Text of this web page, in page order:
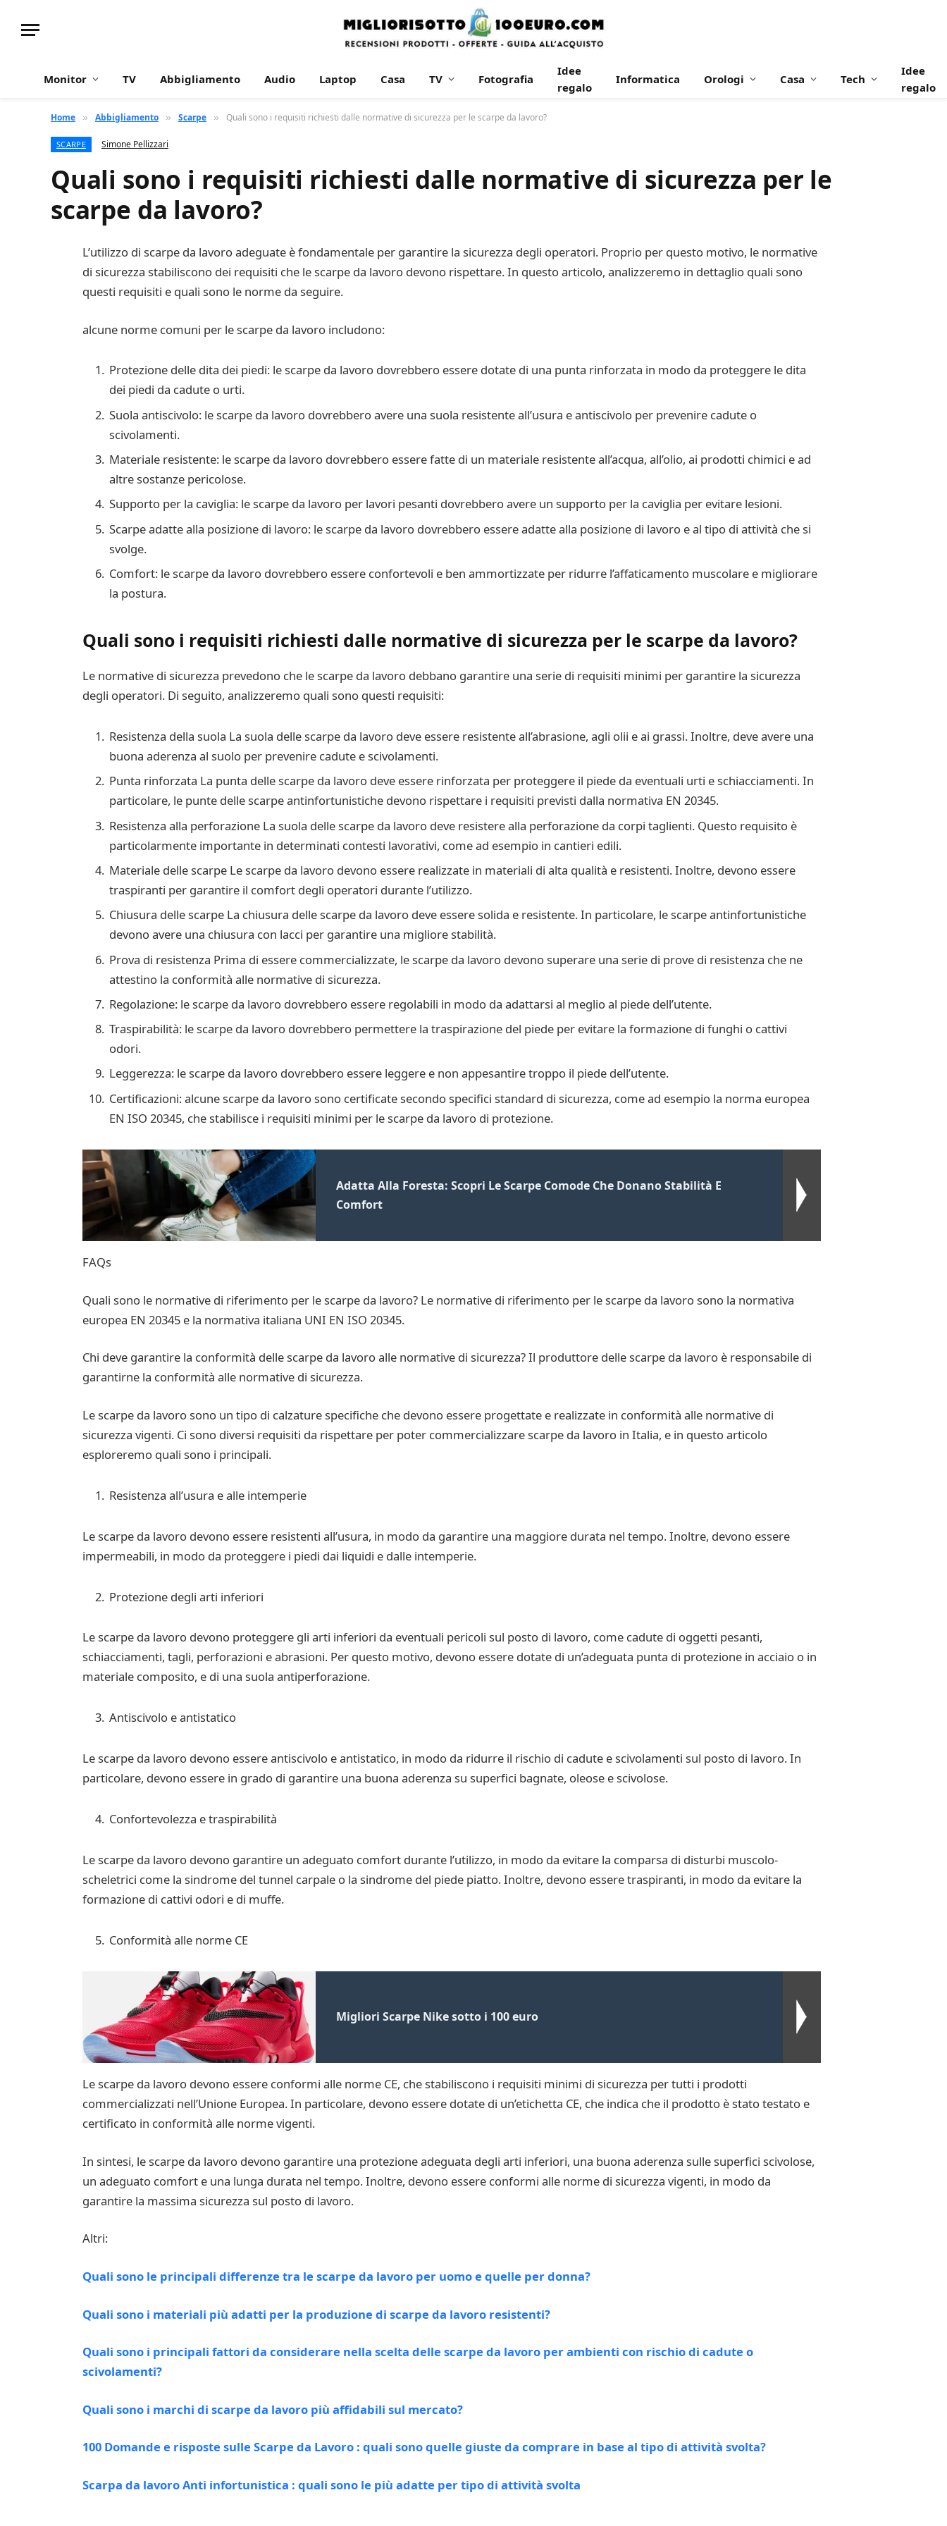
Monitor TV Abbigliamento Audio Laptop Casa TV Fotografia
Idee
regalo
Informatica Orologi Casa Tech
Idee
regalo
Home » Abbigliamento » Scarpe » Quali sono i requisiti richiesti dalle normative di sicurezza per le scarpe da lavoro?
SCARPE Simone Pellizzari
Quali sono i requisiti richiesti dalle normative di sicurezza per le
scarpe da lavoro?
L’utilizzo di scarpe da lavoro adeguate è fondamentale per garantire la sicurezza degli operatori. Proprio per questo motivo, le normative
di sicurezza stabiliscono dei requisiti che le scarpe da lavoro devono rispettare. In questo articolo, analizzeremo in dettaglio quali sono
questi requisiti e quali sono le norme da seguire.
alcune norme comuni per le scarpe da lavoro includono:
Protezione delle dita dei piedi: le scarpe da lavoro dovrebbero essere dotate di una punta rinforzata in modo da proteggere le dita
dei piedi da cadute o urti.
Suola antiscivolo: le scarpe da lavoro dovrebbero avere una suola resistente all’usura e antiscivolo per prevenire cadute o
scivolamenti.
Materiale resistente: le scarpe da lavoro dovrebbero essere fatte di un materiale resistente all’acqua, all’olio, ai prodotti chimici e ad
altre sostanze pericolose.
Supporto per la caviglia: le scarpe da lavoro per lavori pesanti dovrebbero avere un supporto per la caviglia per evitare lesioni.
Scarpe adatte alla posizione di lavoro: le scarpe da lavoro dovrebbero essere adatte alla posizione di lavoro e al tipo di attività che si
svolge.
Comfort: le scarpe da lavoro dovrebbero essere confortevoli e ben ammortizzate per ridurre l’affaticamento muscolare e migliorare
la postura.
Quali sono i requisiti richiesti dalle normative di sicurezza per le scarpe da lavoro?
Le normative di sicurezza prevedono che le scarpe da lavoro debbano garantire una serie di requisiti minimi per garantire la sicurezza
degli operatori. Di seguito, analizzeremo quali sono questi requisiti:
Resistenza della suola La suola delle scarpe da lavoro deve essere resistente all’abrasione, agli olii e ai grassi. Inoltre, deve avere una
buona aderenza al suolo per prevenire cadute e scivolamenti.
Punta rinforzata La punta delle scarpe da lavoro deve essere rinforzata per proteggere il piede da eventuali urti e schiacciamenti. In
particolare, le punte delle scarpe antinfortunistiche devono rispettare i requisiti previsti dalla normativa EN 20345.
Resistenza alla perforazione La suola delle scarpe da lavoro deve resistere alla perforazione da corpi taglienti. Questo requisito è
particolarmente importante in determinati contesti lavorativi, come ad esempio in cantieri edili.
Materiale delle scarpe Le scarpe da lavoro devono essere realizzate in materiali di alta qualità e resistenti. Inoltre, devono essere
traspiranti per garantire il comfort degli operatori durante l’utilizzo.
Chiusura delle scarpe La chiusura delle scarpe da lavoro deve essere solida e resistente. In particolare, le scarpe antinfortunistiche
devono avere una chiusura con lacci per garantire una migliore stabilità.
Prova di resistenza Prima di essere commercializzate, le scarpe da lavoro devono superare una serie di prove di resistenza che ne
attestino la conformità alle normative di sicurezza.
Regolazione: le scarpe da lavoro dovrebbero essere regolabili in modo da adattarsi al meglio al piede dell’utente.
Traspirabilità: le scarpe da lavoro dovrebbero permettere la traspirazione del piede per evitare la formazione di funghi o cattivi
odori.
Leggerezza: le scarpe da lavoro dovrebbero essere leggere e non appesantire troppo il piede dell’utente.
Certificazioni: alcune scarpe da lavoro sono certificate secondo specifici standard di sicurezza, come ad esempio la norma europea
EN ISO 20345, che stabilisce i requisiti minimi per le scarpe da lavoro di protezione.
Adatta Alla Foresta: Scopri Le Scarpe Comode Che Donano Stabilità E
Comfort
FAQs
Quali sono le normative di riferimento per le scarpe da lavoro? Le normative di riferimento per le scarpe da lavoro sono la normativa
europea EN 20345 e la normativa italiana UNI EN ISO 20345.
Chi deve garantire la conformità delle scarpe da lavoro alle normative di sicurezza? Il produttore delle scarpe da lavoro è responsabile di
garantirne la conformità alle normative di sicurezza.
Le scarpe da lavoro sono un tipo di calzature specifiche che devono essere progettate e realizzate in conformità alle normative di
sicurezza vigenti. Ci sono diversi requisiti da rispettare per poter commercializzare scarpe da lavoro in Italia, e in questo articolo
esploreremo quali sono i principali.
Resistenza all’usura e alle intemperie
Le scarpe da lavoro devono essere resistenti all’usura, in modo da garantire una maggiore durata nel tempo. Inoltre, devono essere
impermeabili, in modo da proteggere i piedi dai liquidi e dalle intemperie.
Protezione degli arti inferiori
Le scarpe da lavoro devono proteggere gli arti inferiori da eventuali pericoli sul posto di lavoro, come cadute di oggetti pesanti,
schiacciamenti, tagli, perforazioni e abrasioni. Per questo motivo, devono essere dotate di un’adeguata punta di protezione in acciaio o in
materiale composito, e di una suola antiperforazione.
Antiscivolo e antistatico
Le scarpe da lavoro devono essere antiscivolo e antistatico, in modo da ridurre il rischio di cadute e scivolamenti sul posto di lavoro. In
particolare, devono essere in grado di garantire una buona aderenza su superfici bagnate, oleose e scivolose.
Confortevolezza e traspirabilità
Le scarpe da lavoro devono garantire un adeguato comfort durante l’utilizzo, in modo da evitare la comparsa di disturbi muscolo-
scheletrici come la sindrome del tunnel carpale o la sindrome del piede piatto. Inoltre, devono essere traspiranti, in modo da evitare la
formazione di cattivi odori e di muffe.
Conformità alle norme CE
Migliori Scarpe Nike sotto i 100 euro
Le scarpe da lavoro devono essere conformi alle norme CE, che stabiliscono i requisiti minimi di sicurezza per tutti i prodotti
commercializzati nell’Unione Europea. In particolare, devono essere dotate di un’etichetta CE, che indica che il prodotto è stato testato e
certificato in conformità alle norme vigenti.
In sintesi, le scarpe da lavoro devono garantire una protezione adeguata degli arti inferiori, una buona aderenza sulle superfici scivolose,
un adeguato comfort e una lunga durata nel tempo. Inoltre, devono essere conformi alle norme di sicurezza vigenti, in modo da
garantire la massima sicurezza sul posto di lavoro.
Altri:
Quali sono le principali differenze tra le scarpe da lavoro per uomo e quelle per donna?
Quali sono i materiali più adatti per la produzione di scarpe da lavoro resistenti?
Quali sono i principali fattori da considerare nella scelta delle scarpe da lavoro per ambienti con rischio di cadute o
scivolamenti?
Quali sono i marchi di scarpe da lavoro più affidabili sul mercato?
100 Domande e risposte sulle Scarpe da Lavoro : quali sono quelle giuste da comprare in base al tipo di attività svolta?
Scarpa da lavoro Anti infortunistica : quali sono le più adatte per tipo di attività svolta